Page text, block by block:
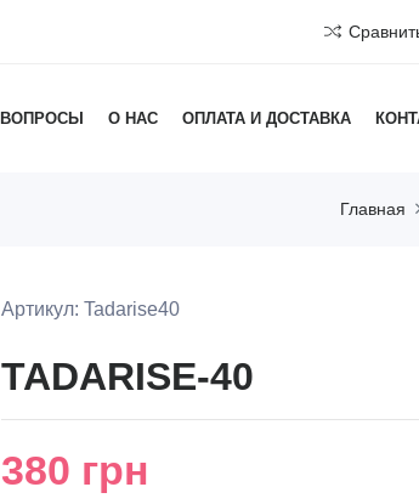
ВОПРОСЫ О НАС ОПЛАТА И ДОСТАВКА
Главная
Артикул: Tadarise40
TADARISE-40
380 грн